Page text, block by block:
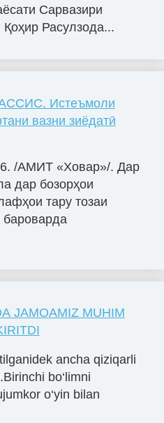
Сарвазири
Қоҳир Расулзода...
Истеъмоли
вазни зиёдатӣ
/АМИТ «Ховар»/. Дар
дар бозорҳои
тару тозаи
JAMOAMIZ MUHIM
ancha qiziqarli
bo‘limni
o‘yin bilan